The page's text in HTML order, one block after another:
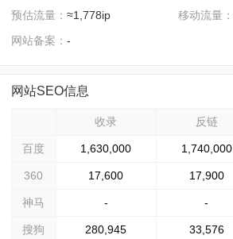
预估流量： ≈1,778ip 移动流量：
网站备案： -
网站SEO信息
收录 反链
百度 1,630,000 1,740,000
360 17,600 17,900
神马 - -
搜狗 280,945 33,576